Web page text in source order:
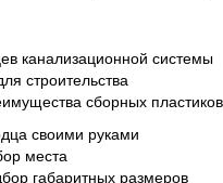
канализационной системы
строительства
сборных
своими руками
места
габаритных размеров